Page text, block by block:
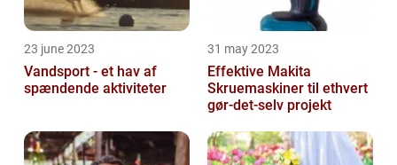
23 june 2023
Vandsport - et hav af
spændende aktiviteter
31 may 2023
Effektive Makita
Skruemaskiner til ethvert
gør-det-selv projekt